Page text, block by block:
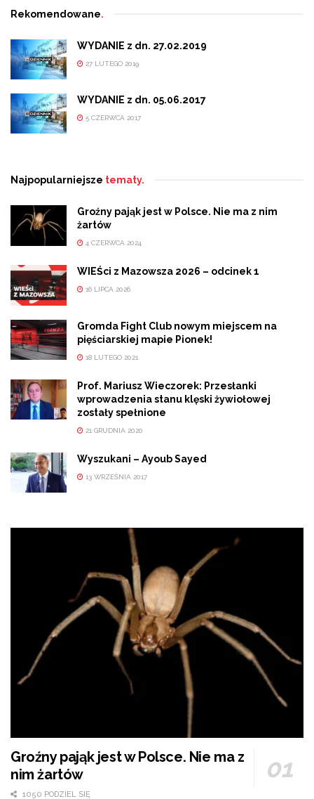
Rekomendowane.
WYDANIE z dn. 27.02.2019
27 LUTEGO 2019
WYDANIE z dn. 05.06.2017
5 CZERWCA 2017
Najpopularniejsze tematy.
Groźny pająk jest w Polsce. Nie ma z nim
żartów
4 CZERWCA 2024
WIEŚci z Mazowsza 2026 – odcinek 1
16 LIPCA 2026
Gromda Fight Club nowym miejscem na
pięściarskiej mapie Pionek!
18 LUTEGO 2021
Prof. Mariusz Wieczorek: Przesłanki
wprowadzenia stanu klęski żywiołowej
zostały spełnione
21 GRUDNIA 2020
Wyszukani – Ayoub Sayed
13 WRZEŚNIA 2017
Groźny pająk jest w Polsce. Nie ma z
nim żartów
1050 PODZIEL SIĘ